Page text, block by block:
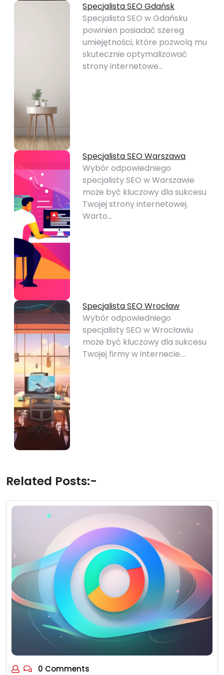
Specjalista SEO Gdańsk
Specjalista SEO w Gdańsku
powinien posiadać szereg
umiejętności, które pozwolą mu
skutecznie optymalizować
strony internetowe…
Specjalista SEO Warszawa
Wybór odpowiedniego
specjalisty SEO w Warszawie
może być kluczowy dla sukcesu
Twojej strony internetowej.
Warto…
Specjalista SEO Wrocław
Wybór odpowiedniego
specjalisty SEO w Wrocławiu
może być kluczowy dla sukcesu
Twojej firmy w internecie.…
Related Posts:-
0 Comments